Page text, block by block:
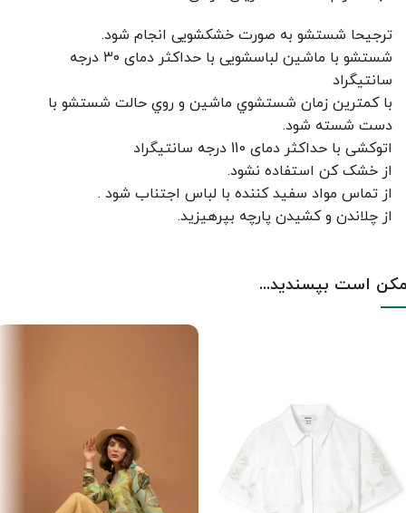
ترجیحا شستشو به صورت خشکشویی انجام شود.
شستشو با ماشین لباسشویی با حداکثر دمای ۳۰ درجه
سانتیگراد
با کمترين زمان شستشوي ماشين و روي حالت شستشو با
دست شسته شود.
اتوکشی با حداکثر دمای 110 درجه سانتیگراد
از خشک کن استفاده نشود.
از تماس مواد سفید کننده با لباس اجتناب شود .
از چلاندن و کشيدن پارچه بپرهيزيد.
است بپسندید...